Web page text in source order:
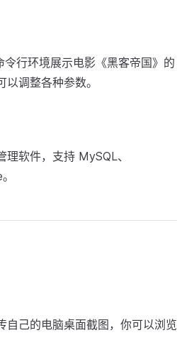
行环境展示电影《黑客帝国》的
调整各种参数。
软件，支持 MySQL、
自己的电脑桌面截图，你可以浏览